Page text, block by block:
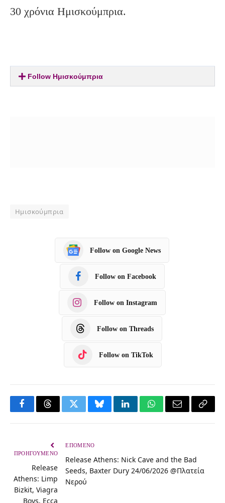
30 χρόνια Ημισκούμπρια.
Follow Ημισκούμπρια
Ημισκούμπρια
Follow on Google News
Follow on Facebook
Follow on Instagram
Follow on Threads
Follow on TikTok
F
b
o
T
a
d
T
i
t
t
B
e
s
L
k
e
W
t
s
E
i
l
C
L
ΠΡΟΗΓΟΎΜΕΝΟ
Release
Athens: Limp
Bizkit, Viagra
Boys, Ecca
ΕΠΌΜΕΝΟ
Release Athens: Nick Cave and the Bad
Seeds, Baxter Dury 24/06/2026 @Πλατεία
Νερού